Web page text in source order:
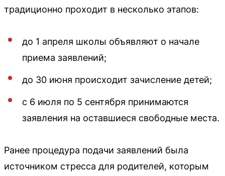
традиционно проходит в несколько этапов:
до 1 апреля школы объявляют о начале
приема заявлений;
до 30 июня происходит зачисление детей;
с 6 июля по 5 сентября принимаются
заявления на оставшиеся свободные места.
Ранее процедура подачи заявлений была
источником стресса для родителей, которым